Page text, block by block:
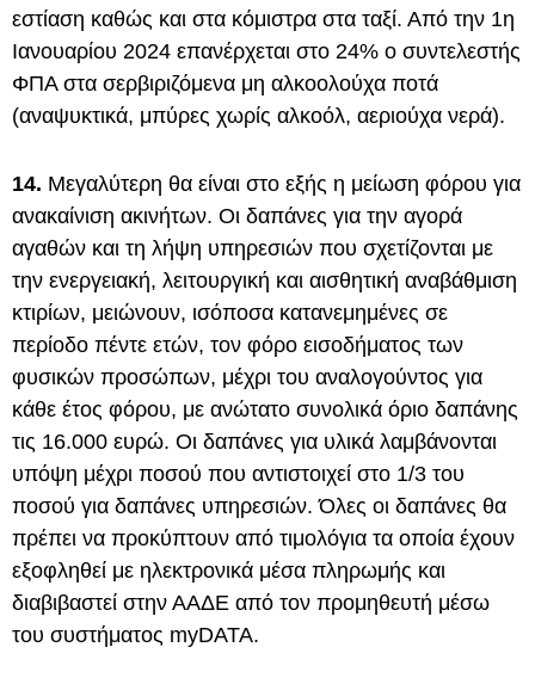
εστίαση καθώς και στα κόμιστρα στα ταξί. Από την 1η
Ιανουαρίου 2024 επανέρχεται στο 24% ο συντελεστής
ΦΠΑ στα σερβιριζόμενα μη αλκοολούχα ποτά
(αναψυκτικά, μπύρες χωρίς αλκοόλ, αεριούχα νερά).
14. Μεγαλύτερη θα είναι στο εξής η μείωση φόρου για
ανακαίνιση ακινήτων. Οι δαπάνες για την αγορά
αγαθών και τη λήψη υπηρεσιών που σχετίζονται με
την ενεργειακή, λειτουργική και αισθητική αναβάθμιση
κτιρίων, μειώνουν, ισόποσα κατανεμημένες σε
περίοδο πέντε ετών, τον φόρο εισοδήματος των
φυσικών προσώπων, μέχρι του αναλογούντος για
κάθε έτος φόρου, με ανώτατο συνολικά όριο δαπάνης
τις 16.000 ευρώ. Οι δαπάνες για υλικά λαμβάνονται
υπόψη μέχρι ποσού που αντιστοιχεί στο 1/3 του
ποσού για δαπάνες υπηρεσιών. Όλες οι δαπάνες θα
πρέπει να προκύπτουν από τιμολόγια τα οποία έχουν
εξοφληθεί με ηλεκτρονικά μέσα πληρωμής και
διαβιβαστεί στην ΑΑΔΕ από τον προμηθευτή μέσω
του συστήματος myDATA.